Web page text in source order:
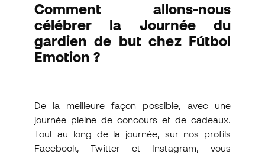
Comment allons-nous
célébrer la Journée du
gardien de but chez Fútbol
Emotion ?
De la meilleure façon possible, avec une
journée pleine de concours et de cadeaux.
Tout au long de la journée, sur nos profils
Facebook, Twitter et Instagram, vous